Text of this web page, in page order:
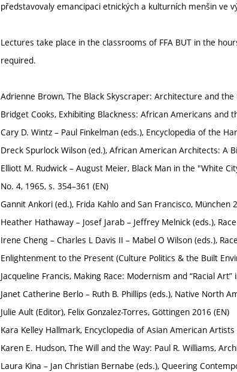
představovaly emancipaci etnických a kulturních menšin ve
Lectures take place in the classrooms of FFA BUT in the
required.
Adrienne Brown, The Black Skyscraper: Architecture and
Bridget Cooks, Exhibiting Blackness: African Americans and
Cary D. Wintz – Paul Finkelman (eds.), Encyclopedia of the
Dreck Spurlock Wilson (ed.), African American Architects: A
Elliott M. Rudwick – August Meier, Black Man in the "White
No. 4, 1965, s. 354–361 (EN)
Gannit Ankori (ed.), Frida Kahlo and San Francisco, München
Heather Hathaway – Josef Jarab – Jeffrey Melnick (eds.),
Irene Cheng – Charles L Davis II – Mabel O Wilson (eds.),
Enlightenment to the Present (Culture Politics & the Built
Jacqueline Francis, Making Race: Modernism and “Racial
Janet Catherine Berlo – Ruth B. Phillips (eds.), Native North
Julie Ault (Editor), Felix Gonzalez-Torres, Göttingen 2016 (EN)
Kara Kelley Hallmark, Encyclopedia of Asian American
Karen E. Hudson, The Will and the Way: Paul R. Williams,
Laura Kina – Jan Christian Bernabe (eds.), Queering